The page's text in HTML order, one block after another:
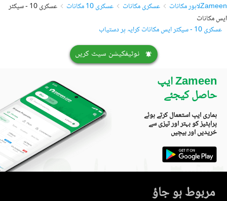
Zameenلاہور مکانات عسکری مکانات عسکری 10 مکانات
عسکری 10 - سیکٹر
ایس مکانات
عسکری 10 - سیکٹر ایس مکانات کرایہ پر دستیاب
نوٹیفکیشن سیٹ کریں
Zameen ایپ
حاصل کیجئے
ہماری ایپ استعمال کرتے ہوئے
پراپٹیز کو بہتر اور تیزی سے
خریدیں اور بیچیں
مربوط ہو جاؤ